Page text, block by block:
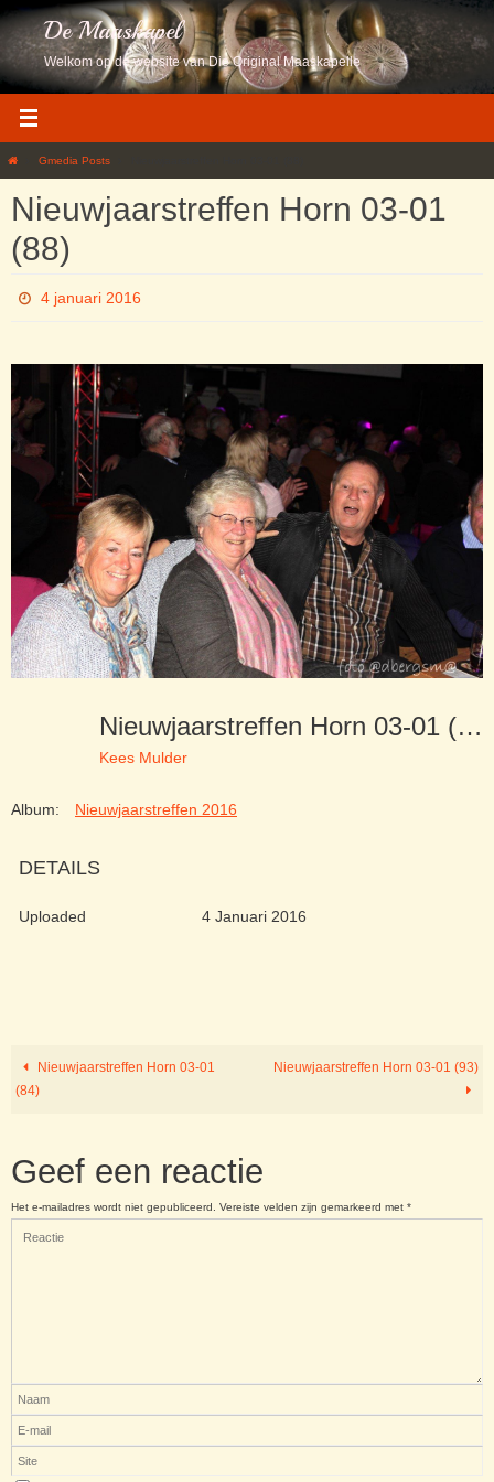
inhoud
De Maaskapel
Welkom op de website van Die Original Maaskapelle
HomeGmedia Posts
Nieuwjaarstreffen Horn 03-01
(88)
4 januari 2016
Nieuwjaarstreffen Horn 03-01 (88)
Kees Mulder
Album: Nieuwjaarstreffen 2016
DETAILS
Uploaded 4 Januari 2016
Nieuwjaarstreffen Horn 03-01
(84)
Nieuwjaarstreffen Horn 03-01 (93)
Geef een reactie
Het e-mailadres wordt niet gepubliceerd. Vereiste velden zijn gemarkeerd met *